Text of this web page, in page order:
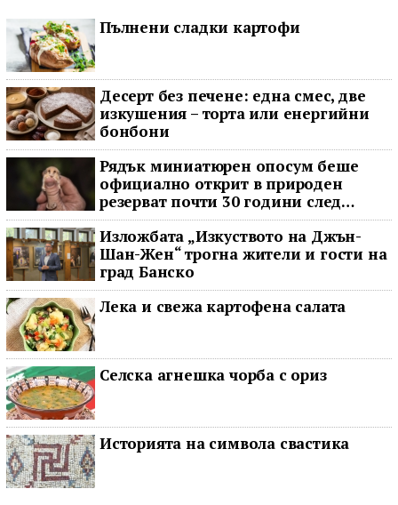
Пълнени сладки картофи
Десерт без печене: една смес, две
изкушения – торта или енергийни
бонбони
Рядък миниатюрен опосум беше
официално открит в природен
резерват почти 30 години след
последното му наблюдение
Изложбата „Изкуството на Джън-
Шан-Жен“ трогна жители и гости на
град Банско
Лека и свежа картофена салата
Селска агнешка чорба с ориз
Историята на символа свастика